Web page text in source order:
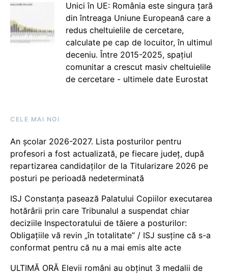
Unici în UE: România este singura țară
din întreaga Uniune Europeană care a
redus cheltuielile de cercetare,
calculate pe cap de locuitor, în ultimul
deceniu. Între 2015-2025, spațiul
comunitar a crescut masiv cheltuielile
de cercetare - ultimele date Eurostat
CELE MAI NOI
An școlar 2026-2027. Lista posturilor pentru
profesori a fost actualizată, pe fiecare județ, după
repartizarea candidaților de la Titularizare 2026 pe
posturi pe perioadă nedeterminată
ISJ Constanța pasează Palatului Copiilor executarea
hotărârii prin care Tribunalul a suspendat chiar
deciziile Inspectoratului de tăiere a posturilor:
Obligațiile vă revin „în totalitate” / ISJ susține că s-a
conformat pentru că nu a mai emis alte acte
ULTIMĂ ORĂ Elevii români au obținut 3 medalii de